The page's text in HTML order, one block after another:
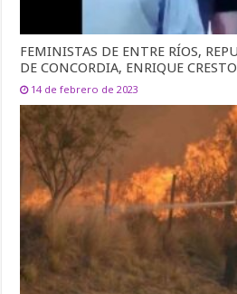
FEMINISTAS DE ENTRE RÍOS,
DE CONCORDIA, ENRIQUE CRESTO
14 de febrero de 2023